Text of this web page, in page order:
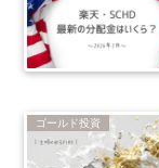
ゴールド投資